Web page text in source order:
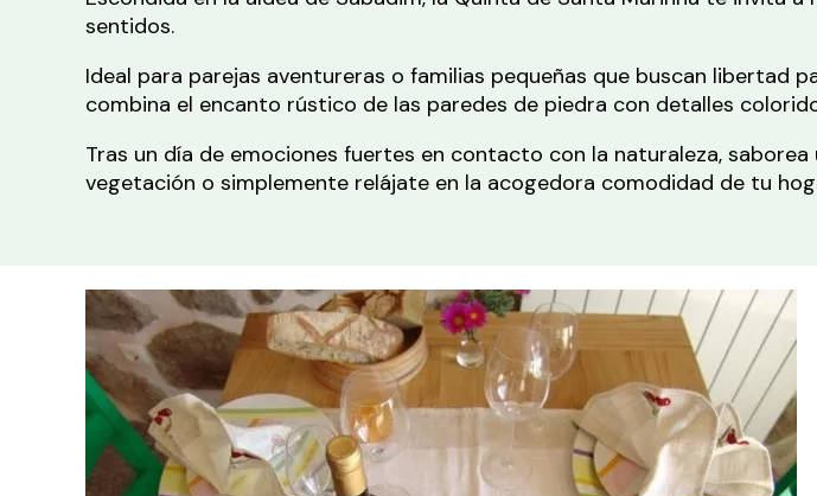
sentidos.
Ideal para parejas aventureras o familias pequeñas que buscan libertad
combina el encanto rústico de las paredes de piedra con detalles
Tras un día de emociones fuertes en contacto con la naturaleza,
vegetación o simplemente relájate en la acogedora comodidad de tu